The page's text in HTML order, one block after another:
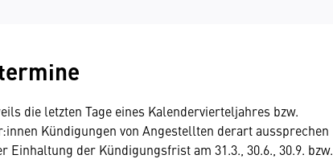
die letzten Tage eines Kalendervierteljahres bzw.
Kündigungen von Angestellten derart aussprechen
der Kündigungsfrist am 31.3., 30.6., 30.9. bzw.